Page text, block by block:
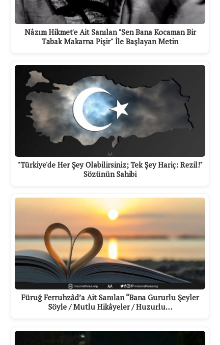
Nâzım Hikmet'e Ait Sanılan "Sen Bana Kocaman Bir
Tabak Makarna Pişir" İle Başlayan Metin
"Türkiye'de Her Şey Olabilirsiniz; Tek Şey Hariç: Rezil!"
Sözünün Sahibi
Füruğ Ferruhzâd’a Ait Sanılan “Bana Gururlu Şeyler
Söyle / Mutlu Hikâyeler / Huzurlu…